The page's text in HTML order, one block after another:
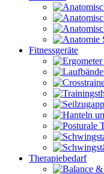
Fitnessgeräte
Therapiebedarf